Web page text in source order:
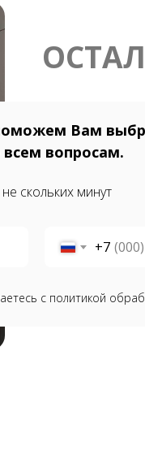
+7
Вам
вопросам.
скольких минут
с политикой